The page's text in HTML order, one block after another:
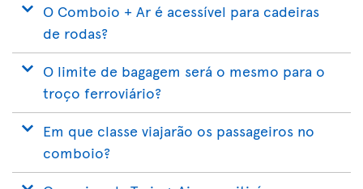
O Comboio + Ar é acessível para cadeiras
de rodas?
O limite de bagagem será o mesmo para o
troço ferroviário?
Em que classe viajarão os passageiros no
comboio?